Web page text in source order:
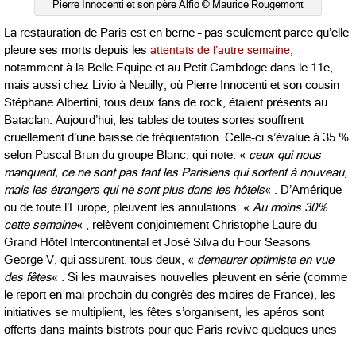
Pierre Innocenti et son père Alfio © Maurice Rougemont
La restauration de Paris est en berne – pas seulement parce qu’elle
pleure ses morts depuis les attentats de l’autre semaine,
notamment à la Belle Equipe et au Petit Cambdoge dans le 11e,
mais aussi chez Livio à Neuilly, où Pierre Innocenti et son cousin
Stéphane Albertini, tous deux fans de rock, étaient présents au
Bataclan. Aujourd’hui, les tables de toutes sortes souffrent
cruellement d’une baisse de fréquentation. Celle-ci s’évalue à 35 %
selon Pascal Brun du groupe Blanc, qui note: « ceux qui nous
manquent, ce ne sont pas tant les Parisiens qui sortent à nouveau,
mais les étrangers qui ne sont plus dans les hôtels« . D’Amérique
ou de toute l’Europe, pleuvent les annulations. « Au moins 30%
cette semaine« , relèvent conjointement Christophe Laure du
Grand Hôtel Intercontinental et José Silva du Four Seasons
George V, qui assurent, tous deux, « demeurer optimiste en vue
des fêtes« . Si les mauvaises nouvelles pleuvent en série (comme
le report en mai prochain du congrès des maires de France), les
initiatives se multiplient, les fêtes s’organisent, les apéros sont
offerts dans maints bistrots pour que Paris revive quelques unes